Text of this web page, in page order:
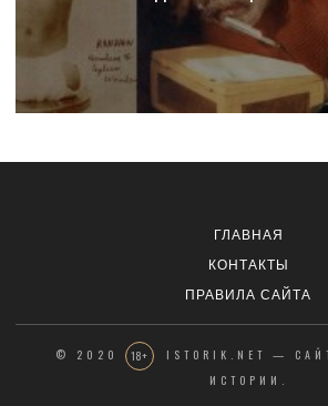
ГЛАВНАЯ
КОНТАКТЫ
ПРАВИЛА САЙТА
© 2020 18+
ISTORIK.NET —
ИСТОРИИ.